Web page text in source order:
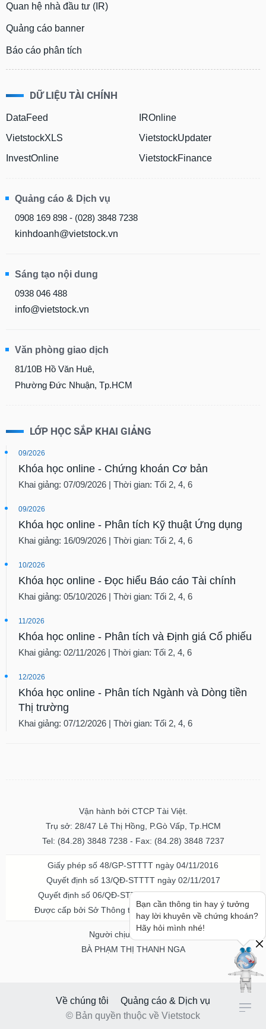
Quan hệ nhà đầu tư (IR)
Quảng cáo banner
Báo cáo phân tích
DỮ LIỆU TÀI CHÍNH
DataFeed
VietstockXLS
InvestOnline
IROnline
VietstockUpdater
VietstockFinance
Quảng cáo & Dịch vụ
0908 169 898 - (028) 3848 7238
kinhdoanh@vietstock.vn
Sáng tạo nội dung
0938 046 488
info@vietstock.vn
Văn phòng giao dịch
81/10B Hồ Văn Huê,
Phường Đức Nhuận, Tp.HCM
LỚP HỌC SẮP KHAI GIẢNG
09/2026
Khóa học online - Chứng khoán Cơ bản
Khai giảng: 07/09/2026 | Thời gian: Tối 2, 4, 6
09/2026
Khóa học online - Phân tích Kỹ thuật Ứng dụng
Khai giảng: 16/09/2026 | Thời gian: Tối 2, 4, 6
10/2026
Khóa học online - Đọc hiểu Báo cáo Tài chính
Khai giảng: 05/10/2026 | Thời gian: Tối 2, 4, 6
11/2026
Khóa học online - Phân tích và Định giá Cổ phiếu
Khai giảng: 02/11/2026 | Thời gian: Tối 2, 4, 6
12/2026
Khóa học online - Phân tích Ngành và Dòng tiền
Thị trường
Khai giảng: 07/12/2026 | Thời gian: Tối 2, 4, 6
Vận hành bởi CTCP Tài Việt.
Trụ sở: 28/47 Lê Thị Hồng, P.Gò Vấp, Tp.HCM
Tel: (84.28) 3848 7238 - Fax: (84.28) 3848 7237
Giấy phép số 48/GP-STTTT ngày 04/11/2016
Quyết định số 13/QĐ-STTTT ngày 02/11/2017
Quyết định số 06/QĐ-STTTT-ICP ngày 20/07/2023
Được cấp bởi Sở Thông tin và Truyền thông TPHCM
Người chịu trách nhiệm
BÀ PHẠM THỊ THANH NGA
Về chúng tôi
Quảng cáo & Dịch vụ
© Bản quyền thuộc về Vietstock
Bạn cần thông tin hay ý tưởng
hay lời khuyên về chứng khoán?
Hãy hỏi mình nhé!